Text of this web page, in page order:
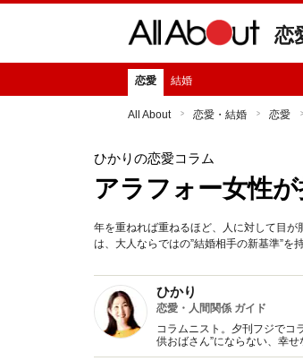
恋
恋愛 結婚
All About 恋愛・結婚 恋愛
ひかりの恋愛コラム
アラフォー女性
年を重ねれば重ねるほど、人に対して目
は、大人ならではの”結婚相手の新基準”を
ひかり
恋愛・人間関係 ガイド
コラムニスト。夕刊フジでコ
供おばさん”にならない、幸
子」に変わる方法』（